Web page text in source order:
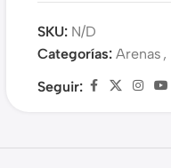
SKU: N/D
Categorías: Arenas ,
Seguir: